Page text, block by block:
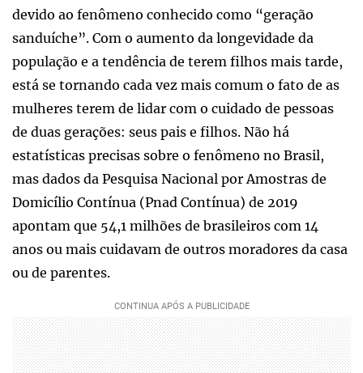
devido ao fenômeno conhecido como “geração
sanduíche”. Com o aumento da longevidade da
população e a tendência de terem filhos mais tarde,
está se tornando cada vez mais comum o fato de as
mulheres terem de lidar com o cuidado de pessoas
de duas gerações: seus pais e filhos. Não há
estatísticas precisas sobre o fenômeno no Brasil,
mas dados da Pesquisa Nacional por Amostras de
Domicílio Contínua (Pnad Contínua) de 2019
apontam que 54,1 milhões de brasileiros com 14
anos ou mais cuidavam de outros moradores da casa
ou de parentes.